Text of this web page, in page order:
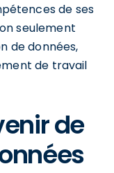
de ses
seulement
de données,
de travail
de